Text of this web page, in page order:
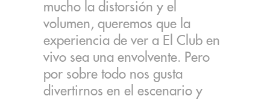
mucho la distorsión y el
volumen, queremos que la
experiencia de ver a El Club en
vivo sea una envolvente. Pero
por sobre todo nos gusta
divertirnos en el escenario y